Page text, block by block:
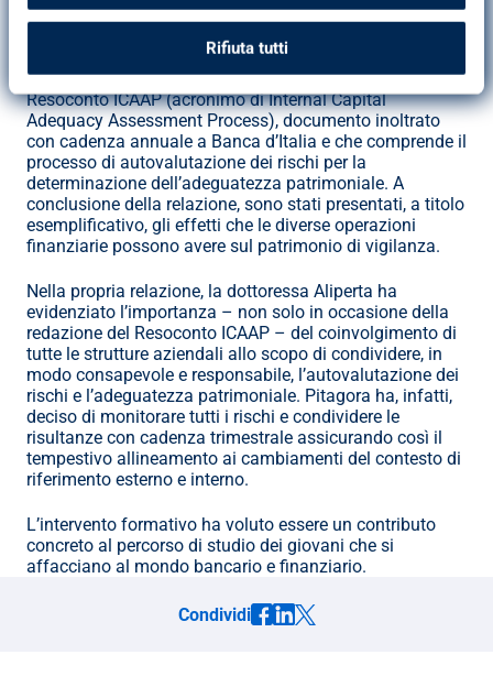
Rifiuta tutti
regolamentare in uno strumento di risk management
In particolare sono stati esposti i principi di redazione del
Resoconto ICAAP (acronimo di Internal Capital
Adequacy Assessment Process), documento inoltrato
con cadenza annuale a Banca d’Italia e che comprende il
processo di autovalutazione dei rischi per la
determinazione dell’adeguatezza patrimoniale. A
conclusione della relazione, sono stati presentati, a titolo
esemplificativo, gli effetti che le diverse operazioni
finanziarie possono avere sul patrimonio di vigilanza.
Nella propria relazione, la dottoressa Aliperta ha
evidenziato l’importanza – non solo in occasione della
redazione del Resoconto ICAAP – del coinvolgimento di
tutte le strutture aziendali allo scopo di condividere, in
modo consapevole e responsabile, l’autovalutazione dei
rischi e l’adeguatezza patrimoniale. Pitagora ha, infatti,
deciso di monitorare tutti i rischi e condividere le
risultanze con cadenza trimestrale assicurando così il
tempestivo allineamento ai cambiamenti del contesto di
riferimento esterno e interno.
L’intervento formativo ha voluto essere un contributo
concreto al percorso di studio dei giovani che si
affacciano al mondo bancario e finanziario.
Condividi